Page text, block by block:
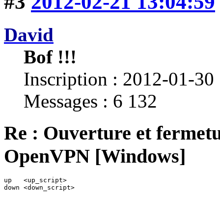
David
Bof !!!
Inscription : 2012-01-30
Messages : 6 132
Re : Ouverture et
OpenVPN [Windows]
up   <up_script>
down <down_script>